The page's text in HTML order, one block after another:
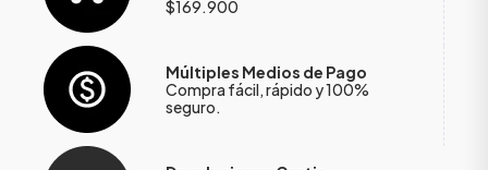
$169.900
Múltiples Medios de Pago
Compra fácil, rápido y 100%
seguro.